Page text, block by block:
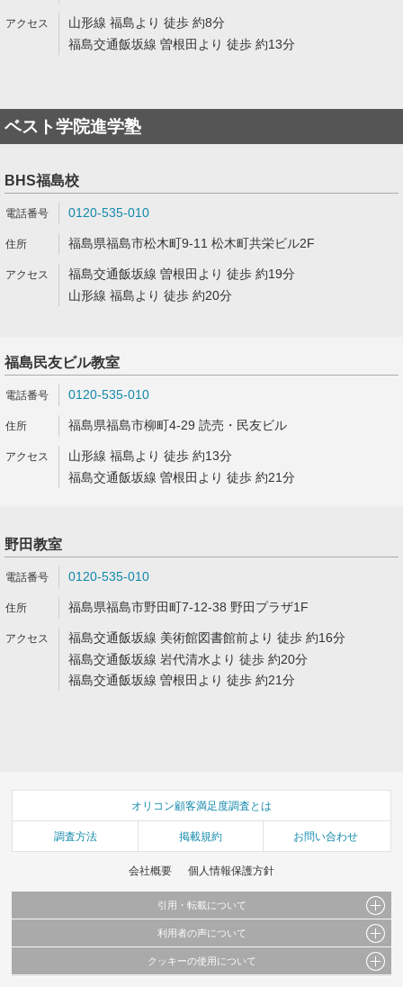
山形線 福島より 徒歩 約8分
福島交通飯坂線 曽根田より 徒歩 約13分
ベスト学院進学塾
BHS福島校
0120-535-010
福島県福島市松木町9-11 松木町共栄ビル2F
福島交通飯坂線 曽根田より 徒歩 約19分
山形線 福島より 徒歩 約20分
福島民友ビル教室
0120-535-010
福島県福島市柳町4-29 読売・民友ビル
山形線 福島より 徒歩 約13分
福島交通飯坂線 曽根田より 徒歩 約21分
野田教室
0120-535-010
福島県福島市野田町7-12-38 野田プラザ1F
福島交通飯坂線 美術館図書館前より 徒歩 約16分
福島交通飯坂線 岩代清水より 徒歩 約20分
福島交通飯坂線 曽根田より 徒歩 約21分
オリコン顧客満足度調査とは
調査方法 掲載規約 お問い合わせ
会社概要 個人情報保護方針
引用・転載について
当サイトで公開されている情報（文字、写真、イラスト、画像データ等）及びこれらの配
これらの情報を権利者の許可なく無断転載・複製などの二次利用を行うことは固く禁じて
利用者の声について
当サイトに掲載している内容はすべてサービスの利用者が提出された見解・感想です。
クッキーの使用について